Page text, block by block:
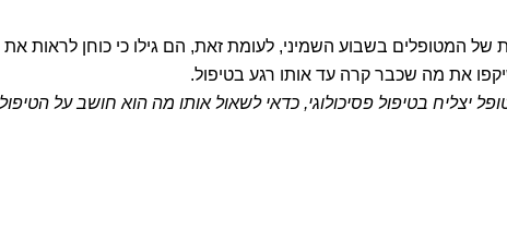
של המטופלים בשבוע השמיני, לעומת זאת, הם גילו כי כוחן לראות את
את מה שכבר קרה עד אותו רגע בטיפול.
יצליח בטיפול פסיכולוגי, כדאי לשאול אותו מה הוא חושב על הטיפול